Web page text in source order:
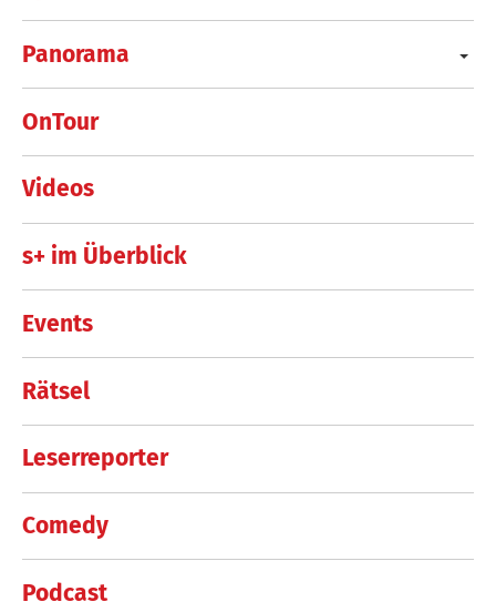
Panorama
OnTour
Videos
s+ im Überblick
Events
Rätsel
Leserreporter
Comedy
Podcast